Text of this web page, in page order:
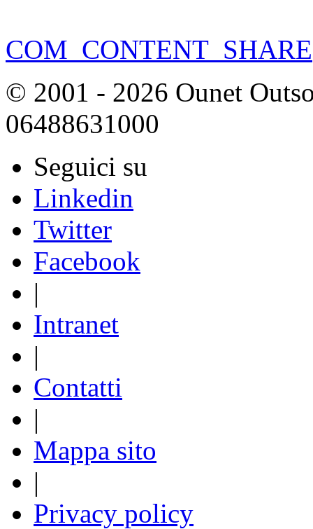
COM_CONTENT_SHARE
© 2001 - 2026 Ounet
06488631000
Seguici su
Linkedin
Twitter
Facebook
|
Intranet
|
Contatti
|
Mappa sito
|
Privacy policy